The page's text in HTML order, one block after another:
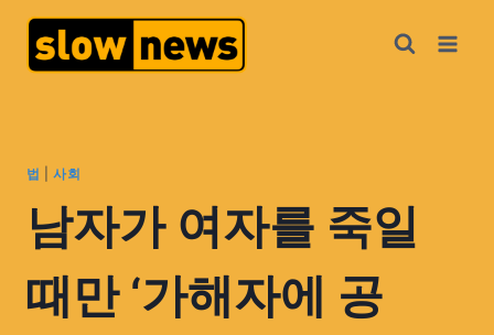
법 |사회
남자가 여자를 죽일
때만 ‘가해자에 공